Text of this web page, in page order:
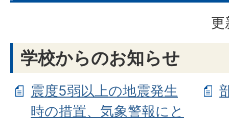
更
学校からのお知らせ
震度5弱以上の地震発生
時の措置、気象警報にと